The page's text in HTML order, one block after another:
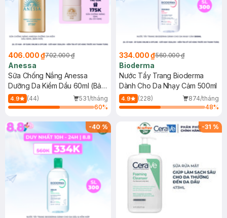
406.000 ₫702.000 ₫
Anessa
Sữa Chống Nắng Anessa
Dưỡng Da Kiềm Dầu 60ml (Bản
Mới)
4.9 (44)
531/tháng
60%
334.000 ₫560.000 ₫
Bioderma
Nước Tẩy Trang Bioderma
Dành Cho Da Nhạy Cảm 500ml
4.9 (228)
874/tháng
48%
-40% -31 %